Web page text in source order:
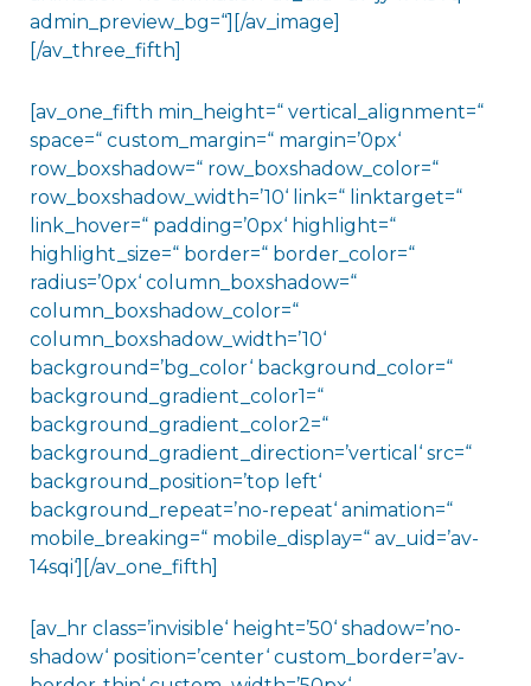
admin_preview_bg=“][/av_image]
[/av_three_fifth]
[av_one_fifth min_height=“ vertical_alignment=“
space=“ custom_margin=“ margin=’0px‘
row_boxshadow=“ row_boxshadow_color=“
row_boxshadow_width=’10‘ link=“ linktarget=“
link_hover=“ padding=’0px‘ highlight=“
highlight_size=“ border=“ border_color=“
radius=’0px‘ column_boxshadow=“
column_boxshadow_color=“
column_boxshadow_width=’10‘
background=’bg_color‘ background_color=“
background_gradient_color1=“
background_gradient_color2=“
background_gradient_direction=’vertical‘ src=“
background_position=’top left‘
background_repeat=’no-repeat‘ animation=“
mobile_breaking=“ mobile_display=“ av_uid=’av-
14sqi‘][/av_one_fifth]
[av_hr class=’invisible‘ height=’50‘ shadow=’no-
shadow‘ position=’center‘ custom_border=’av-